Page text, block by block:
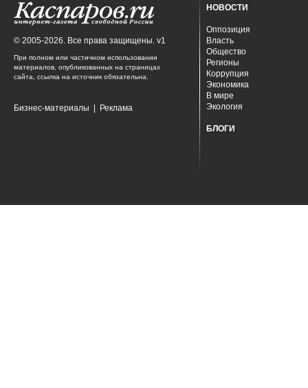
© 2005-2026. Все права защищены. v1
При полном или частичном использовании
материалов, опубликованных на страницах
сайта, ссылка на источник обязательна.
Бизнес-материалы Реклама
НОВОСТИ
Оппозиция
Власть
Общество
Регионы
Коррупция
Экономика
В мире
Экология
БЛОГИ